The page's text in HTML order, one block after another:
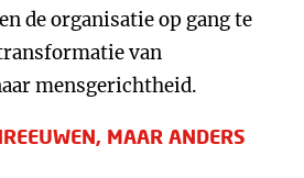
de organisatie op gang te
van
mensgerichtheid.
MAAR ANDERS